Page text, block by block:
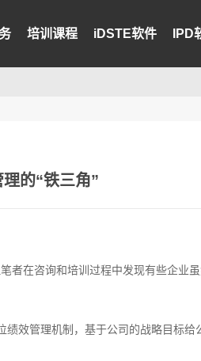
培训课程 iDSTE软件 IPD
的“铁三角”
在咨询和培训过程中发现有些企业
效管理机制，基于公司的战略目标